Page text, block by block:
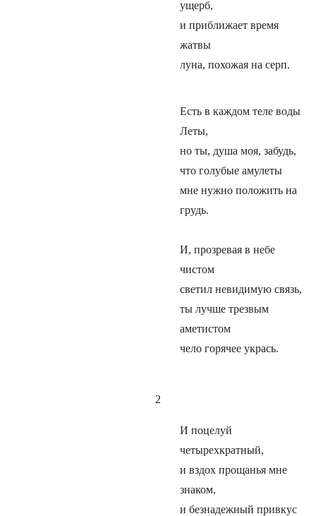
ущерб,
и приближает время
жатвы
луна, похожая на серп.
Есть в каждом теле воды
Леты,
но ты, душа моя, забудь,
что голубые амулеты
мне нужно положить на
грудь.
И, прозревая в небе
чистом
светил невидимую связь,
ты лучше трезвым
аметистом
чело горячее укрась.
2
И поцелуй
четырехкратный,
и вздох прощанья мне
знаком,
и безнадежный привкус